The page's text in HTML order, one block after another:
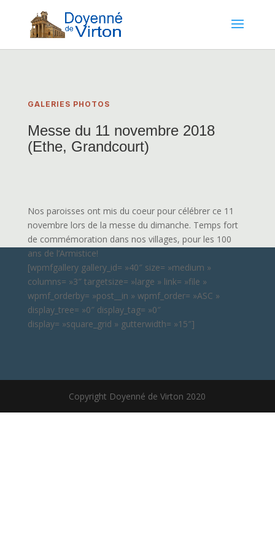
GALERIES PHOTOS
Messe du 11 novembre 2018
(Ethe, Grandcourt)
Nos paroisses ont mis du coeur pour célébrer ce 11
novembre lors de la messe du dimanche. Temps fort
de commémoration dans nos villages, pour les 100
ans de l’Armistice!
[wpmfgallery gallery_id= »40″ size= »medium »
columns= »3″ targetsize= »large » link= »file »
wpmf_orderby= »post__in » wpmf_order= »ASC »
display_tree= »0″ display_tag= »0″
display= »square_grid » gutterwidth= »15″]
Copyright Doyenné de Virton 2020